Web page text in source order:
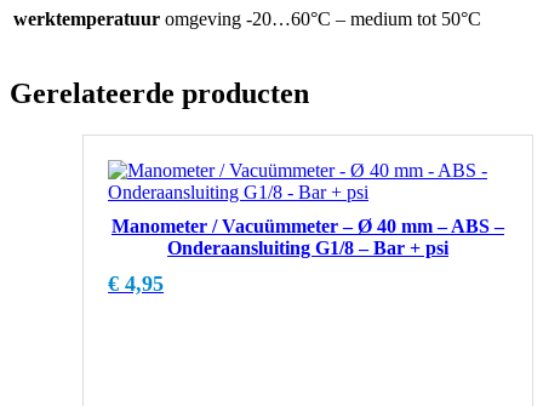
werktemperatuur omgeving -20…60°C – medium tot 50°C
Gerelateerde producten
Manometer / Vacuümmeter – Ø 40 mm – ABS –
Onderaansluiting G1/8 – Bar + psi
€ 4,95